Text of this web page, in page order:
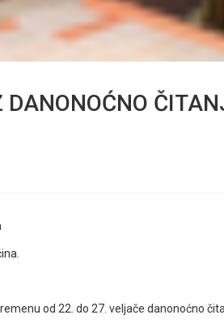
od 22. do 27. veljače danonoćno